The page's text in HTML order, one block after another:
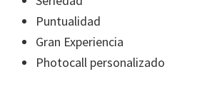
Puntualidad
Gran Experiencia
Photocall personalizado